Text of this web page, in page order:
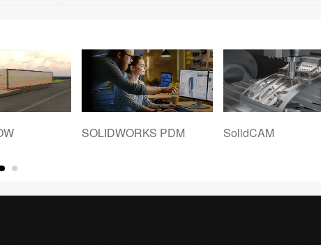
SOLIDWORKS PDM SolidCAM